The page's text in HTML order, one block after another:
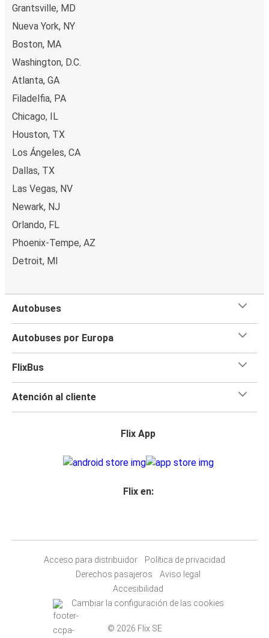
Grantsville, MD
Nueva York, NY
Boston, MA
Washington, D.C.
Atlanta, GA
Filadelfia, PA
Chicago, IL
Houston, TX
Los Ángeles, CA
Dallas, TX
Las Vegas, NV
Newark, NJ
Orlando, FL
Phoenix-Tempe, AZ
Detroit, MI
Autobuses
Autobuses por Europa
FlixBus
Atención al cliente
Flix App
Flix en:
Acceso para distribuidor
Política de privacidad
Derechos pasajeros
Aviso legal
Accesibilidad
Cambiar la configuración de las cookies
© 2026 Flix SE